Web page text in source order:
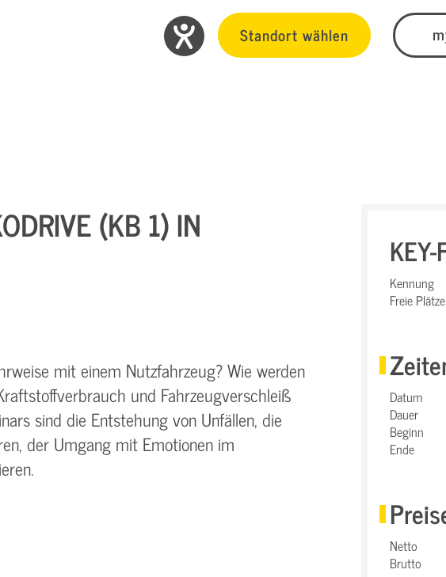
Standort wählen
(KB 1) IN
mit einem Nutzfahrzeug? Wie werden
und Fahrzeugverschleiß
sind die Entstehung von Unfällen, die
der Umgang mit Emotionen im
KEY-
Kennung
Freie Plätze
Datum
Dauer
Beginn
Ende
Netto
Brutto